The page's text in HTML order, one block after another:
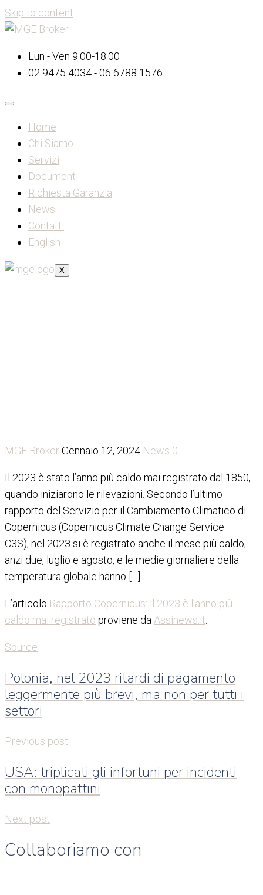
Skip to content
Lun - Ven 9:00-18:00
02 9475 4034 - 06 6788 1576
Home
Chi Siamo
Servizi
Documenti
Richiesta Garanzia
News
Contatti
English
X
MGE Broker Gennaio 12, 2024 News 0
Il 2023 è stato l’anno più caldo mai registrato dal 1850,
quando iniziarono le rilevazioni. Secondo l’ultimo
rapporto del Servizio per il Cambiamento Climatico di
Copernicus (Copernicus Climate Change Service –
C3S), nel 2023 si è registrato anche il mese più caldo,
anzi due, luglio e agosto, e le medie giornaliere della
temperatura globale hanno […]
L’articolo Rapporto Copernicus: il 2023 è l’anno più
caldo mai registrato proviene da Assinews.it
Source
Polonia, nel 2023 ritardi di pagamento
leggermente più brevi, ma non per tutti i
settori
Previous post
USA: triplicati gli infortuni per incidenti
con monopattini
Next post
Collaboriamo con